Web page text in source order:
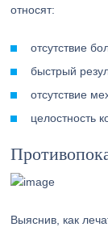
относят:
отсутствие
быстрый
отсутствие
целостность
Выяснив, как